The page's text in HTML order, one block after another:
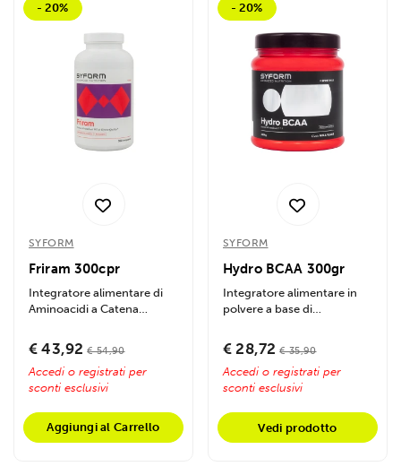
- 20%
SYFORM
Friram 300cpr
Integratore alimentare di
Aminoacidi a Catena
per...
€ 43,92 € 54,90
Accedi o registrati per
sconti esclusivi
Aggiungi al Carrello
- 20%
SYFORM
Hydro BCAA 300gr
Integratore alimentare in
polvere a base di
(BCAA) nel rapporto...
€ 28,72 € 35,90
Accedi o registrati per
sconti esclusivi
Vedi prodotto